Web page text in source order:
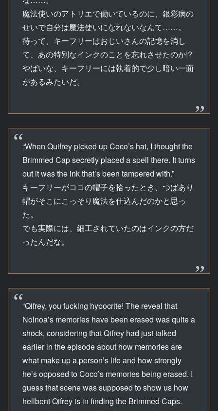
魔法使いのアトリエで働いているのに、銀彩病の
せいで自分は魔法使いになれないなんて……。
待って、キーフリーはおじいさんの記憶を消し
て、あの特別なインクのことを忘れさせたのか!?
やばいな、キーフリーには執着的で少し暗い一面
があるみたいだ。
“When Quifrey picked up Coco’s hat, I thought the
Brimmed Cap secretly placed a spell there. It turns
out it was the ink that’s been tampered with.”
キーフリーがココの帽子を拾ったとき、つばあり
帽がそこにこっそり魔法を仕込んだのかと思っ
た。
でも実際には、細工されていたのはインクの方だ
ったんだな。
“Qifrey, you fucking hypocrite! The reveal that
Nolnoa’s memories have been erased was quite a
shock, considering that Qifrey had just talked
earlier in the episode about how memories are
what make up a person’s life and how strongly
he’s opposed to Coco’s memories being erased. I
guess that scene was supposed to show us how
hellbent Qifrey is in finding the Brimmed Caps.